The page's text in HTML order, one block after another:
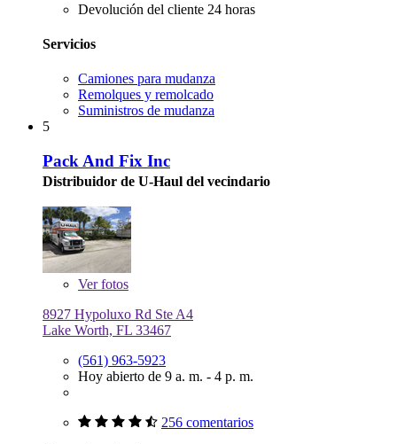
Devolución del cliente 24 horas
Servicios
Camiones para mudanza
Remolques y remolcado
Suministros de mudanza
5
Pack And Fix Inc
Distribuidor de U-Haul del vecindario
Verfotos
8927 Hypoluxo Rd Ste A4
Lake Worth, FL 33467
(561) 963-5923
Hoy abierto de 9 a. m. - 4 p. m.
256 comentarios